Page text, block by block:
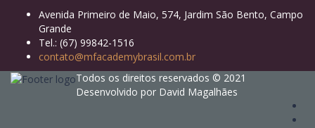
Avenida Primeiro de Maio, 574, Jardim São Bento, Campo
Grande
Tel.: (67) 99842-1516
contato@mfacademybrasil.com.br
Todos os direitos reservados © 2021
Desenvolvido por David Magalhães